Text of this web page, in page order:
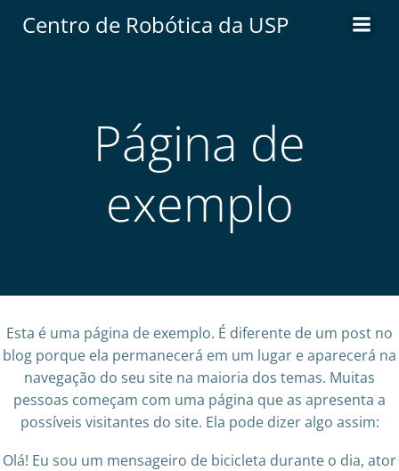
Centro de Robótica da USP
Página de
exemplo
Esta é uma página de exemplo. É diferente de um post no
blog porque ela permanecerá em um lugar e aparecerá na
navegação do seu site na maioria dos temas. Muitas
pessoas começam com uma página que as apresenta a
possíveis visitantes do site. Ela pode dizer algo assim:
Olá! Eu sou um mensageiro de bicicleta durante o dia, ator